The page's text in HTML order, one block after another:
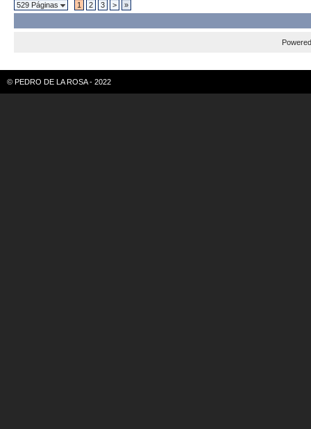
529 Páginas 1 2 3 > »
© PEDRO DE LA ROSA - 2022